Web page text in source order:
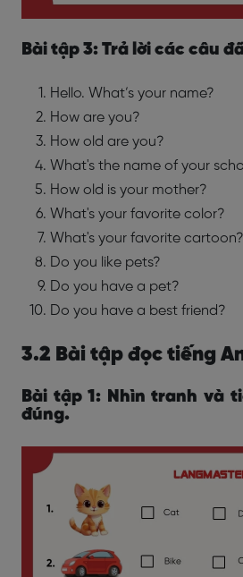
Bài tập 3: Trả lời các câu
Hello. What’s your name?
How are you?
How old are you?
What's the name of your
How old is your mother?
What's your favorite color?
What's your favorite cartoon?
Do you like pets?
Do you have a pet?
Do you have a best friend?
3.2 Bài tập đọc tiếng
Bài tập 1: Nhìn tranh và
đúng.